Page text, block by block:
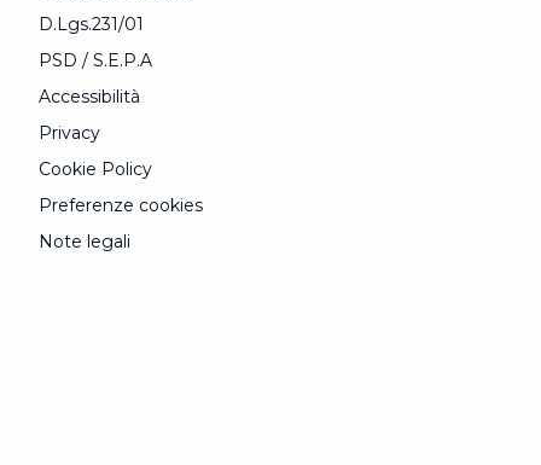
D.Lgs.231/01
PSD / S.E.P.A
Accessibilità
Privacy
Cookie Policy
Preferenze cookies
Note legali